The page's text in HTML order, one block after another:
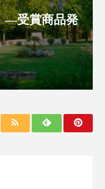
ルコマース
グ
ク
―受賞商品発